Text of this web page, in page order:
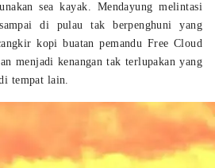
sea kayak. Mendayung melintasi
di pulau tak berpenghuni yang
kopi buatan pemandu Free Cloud
menjadi kenangan tak terlupakan yang
tempat lain.